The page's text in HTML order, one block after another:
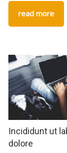
read more
Incididunt ut
dolore